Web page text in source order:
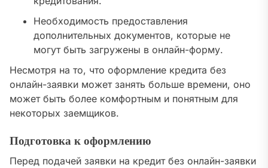
Необходимость предоставления
дополнительных документов, которые не
могут быть загружены в онлайн-форму.
Несмотря на то, что оформление кредита без
онлайн-заявки может занять больше времени, оно
может быть более комфортным и понятным для
некоторых заемщиков.
Подготовка к оформлению
Перед подачей заявки на кредит без онлайн-заявки